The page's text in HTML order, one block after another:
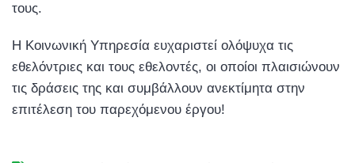
τους.
Η Κοινωνική Υπηρεσία ευχαριστεί ολόψυχα τις
εθελόντριες και τους εθελοντές, οι οποίοι πλαισιώνουν
τις δράσεις της και συμβάλλουν ανεκτίμητα στην
επιτέλεση του παρεχόμενου έργου!